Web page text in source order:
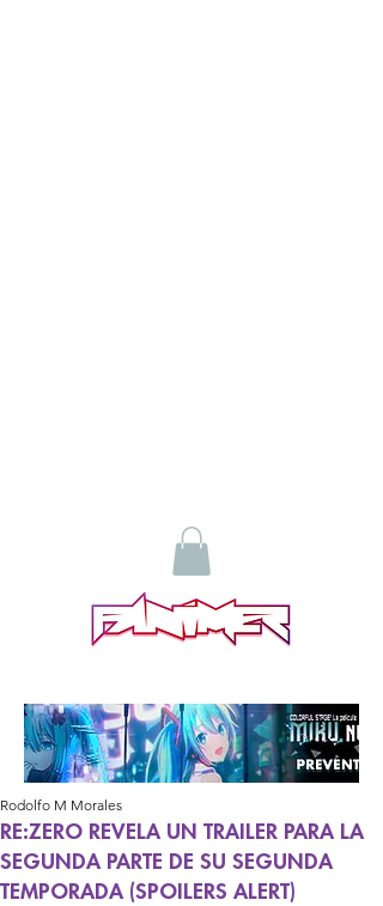
RE:ZERO REVELA UN TRAILER PARA LA
SEGUNDA PARTE DE SU SEGUNDA
TEMPORADA (SPOILERS ALERT)
Rodolfo M Morales